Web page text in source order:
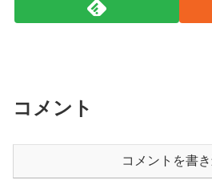
コメント
コメントを書